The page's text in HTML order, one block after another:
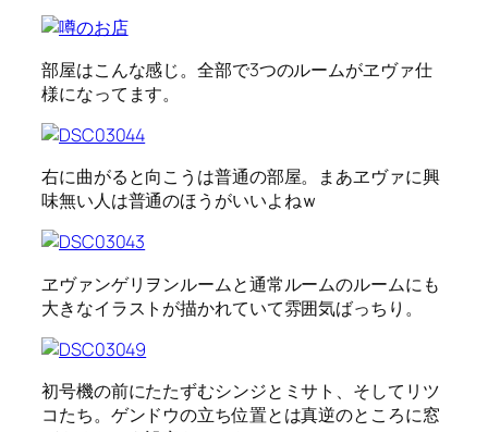
部屋はこんな感じ。全部で3つのルームがヱヴァ仕
様になってます。
右に曲がると向こうは普通の部屋。まあヱヴァに興
味無い人は普通のほうがいいよねｗ
ヱヴァンゲリヲンルームと通常ルームのルームにも
大きなイラストが描かれていて雰囲気ばっちり。
初号機の前にたたずむシンジとミサト、そしてリツ
コたち。ゲンドウの立ち位置とは真逆のところに窓